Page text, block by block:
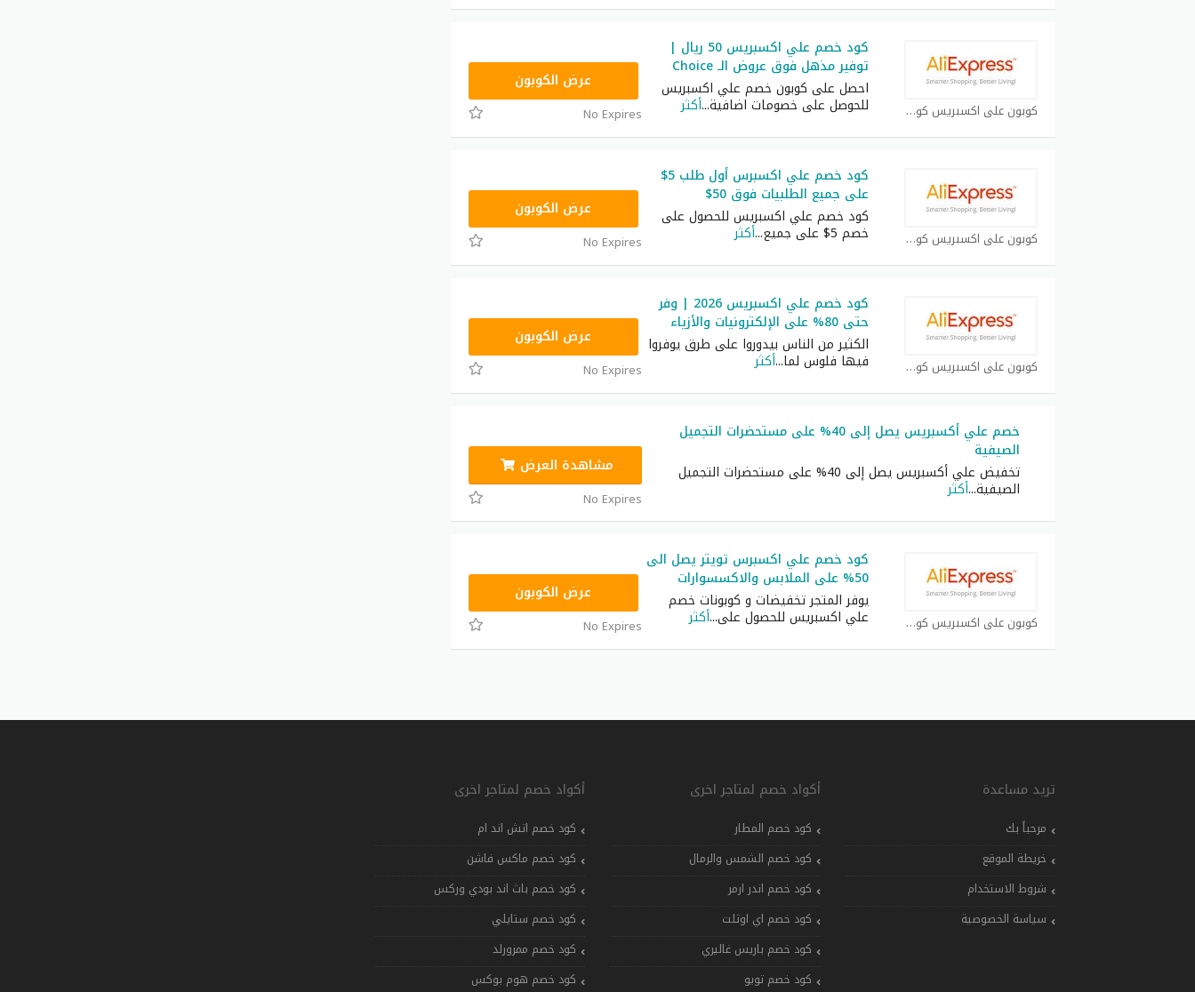
كوبون علي اكسبريس كوبون
كود خصم علي اكسبريس 50 ريال |
توفير مذهل فوق عروض الـ Choice
احصل على كوبون خصم علي اكسبريس
للحوصل على خصومات اضافية...أكثر
GCCWS2عرض الكوبون
No Expires
كوبون علي اكسبريس كوبون
كود خصم علي اكسبرس أول طلب 5$
على جميع الطلبيات فوق 50$
كود خصم علي اكسبريس للحصول على
خصم 5$ على جميع ...أكثر
GCCWS6عرض الكوبون
No Expires
كوبون علي اكسبريس كوبون
كود خصم علي اكسبريس 2026 | وفر
حتى 80% على الإلكترونيات والأزياء
الكثير من الناس بيدوروا على طرق يوفروا
فيها فلوس لما...أكثر
GCCWS4عرض الكوبون
No Expires
خصم علي أكسبريس يصل إلى 40% على مستحضرات التجميل
الصيفية
تخفيض علي أكسبريس يصل إلى 40% على مستحضرات التجميل
الصيفية...أكثر
مشاهدة العرض
No Expires
كوبون علي اكسبريس كوبون
كود خصم علي اكسبرس تويتر يصل الى
50% على الملابس والاكسسوارات
يوفر المتجر تخفيضات و كوبونات خصم
علي اكسبريس للحصول على...أكثر
GCCWS6عرض الكوبون
No Expires
تريد مساعدة
مرحباً بك
خريطة الموقع
شروط الاستخدام
سياسة الخصوصية
أكواد خصم لمتاجر اخرى
كود خصم المطار
كود خصم الشمس والرمال
كود خصم اندر ارمر
كود خصم اي اوتلت
كود خصم باريس غاليري
كود خصم تويو
أكواد خصم لمتاجر اخرى
كود خصم اتش اند ام
كود خصم ماكس فاشن
كود خصم باث اند بودي وركس
كود خصم ستايلي
كود خصم ممزورلد
كود خصم هوم بوكس